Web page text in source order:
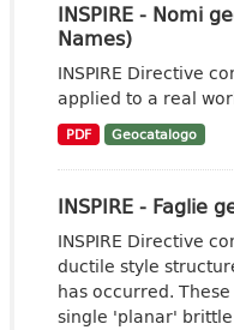
INSPIRE - Nomi
Names)
INSPIRE Directive
applied to a real
PDF Geocatalogo
INSPIRE - Faglie
INSPIRE Directive
ductile style
has occurred.
single 'planar' brittle